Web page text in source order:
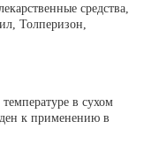
средства,
Толперизон,
в сухом
к применению в